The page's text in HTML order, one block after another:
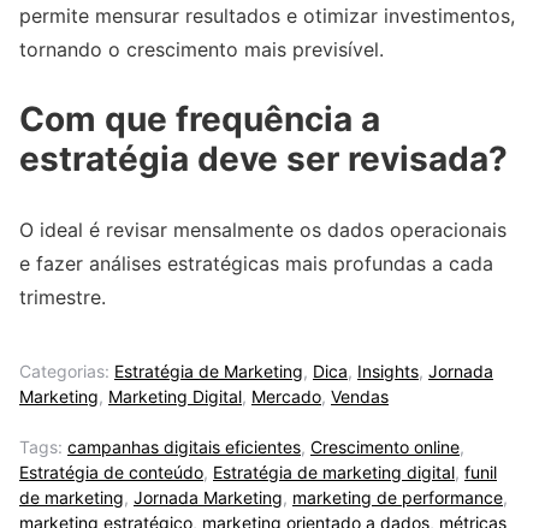
permite mensurar resultados e otimizar investimentos,
tornando o crescimento mais previsível.
Com que frequência a
estratégia deve ser revisada?
O ideal é revisar mensalmente os dados operacionais
e fazer análises estratégicas mais profundas a cada
trimestre.
Categorias: Estratégia de Marketing, Dica, Insights, Jornada
Marketing, Marketing Digital, Mercado, Vendas
Tags: campanhas digitais eficientes, Crescimento online,
Estratégia de conteúdo, Estratégia de marketing digital, funil
de marketing, Jornada Marketing, marketing de performance,
marketing estratégico, marketing orientado a dados, métricas